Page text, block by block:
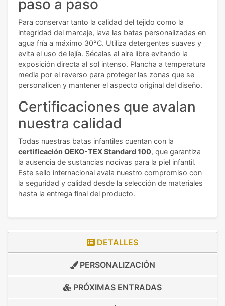
paso a paso
Para conservar tanto la calidad del tejido como la
integridad del marcaje, lava las batas personalizadas en
agua fría a máximo 30°C. Utiliza detergentes suaves y
evita el uso de lejía. Sécalas al aire libre evitando la
exposición directa al sol intenso. Plancha a temperatura
media por el reverso para proteger las zonas que se
personalicen y mantener el aspecto original del diseño.
Certificaciones que avalan
nuestra calidad
Todas nuestras batas infantiles cuentan con la
certificación OEKO-TEX Standard 100, que garantiza
la ausencia de sustancias nocivas para la piel infantil.
Este sello internacional avala nuestro compromiso con
la seguridad y calidad desde la selección de materiales
hasta la entrega final del producto.
DETALLES
PERSONALIZACIÓN
PRÓXIMAS ENTRADAS